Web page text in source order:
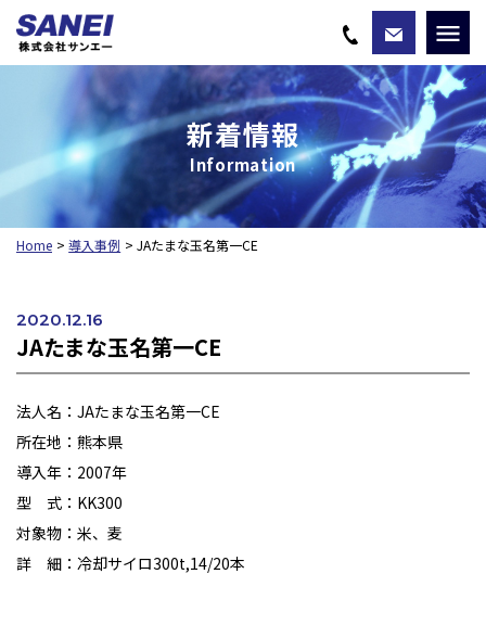
新着情報
Information
Home 導入事例 JAたまな玉名第一CE
2020.12.16
JAたまな玉名第一CE
法人名：JAたまな玉名第一CE
所在地：熊本県
導入年：2007年
型 式：KK300
対象物：米、麦
詳 細：冷却サイロ300t,14/20本